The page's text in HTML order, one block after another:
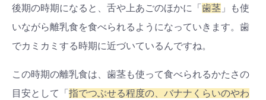
後期の時期になると、舌や上あごのほかに「 歯茎 」も使
いながら離乳食を食べられるようになっていきます。歯
でカミカミする時期に近づいているんですね。
この時期の離乳食は、歯茎も使って食べられるかたさの
目安として「 指でつぶせる程度の、バナナくらいのやわ